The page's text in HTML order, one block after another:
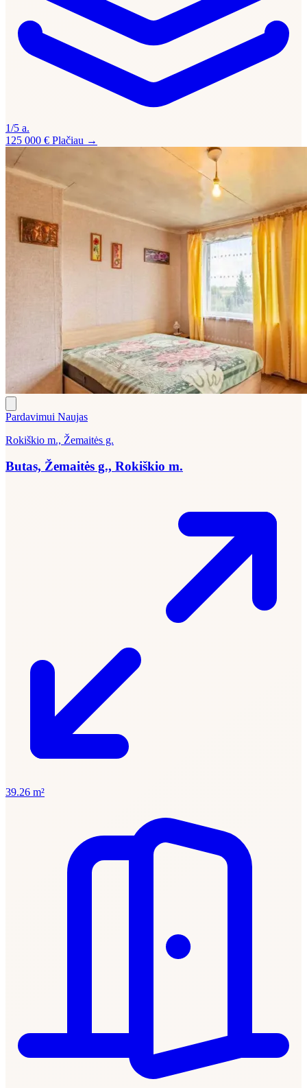
1/5 a.
125 000 € Plačiau →
Pardavimui Naujas
Rokiškio m., Žemaitės g.
Butas, Žemaitės g., Rokiškio m.
39.26 m²